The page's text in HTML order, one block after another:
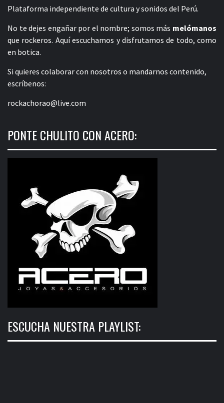
Plataforma independiente de cultura y sonidos del Perú.
No te dejes engañar por el nombre; somos más melómanos
que rockeros. Aquí escuchamos y disfrutamos de todo, como
en botica.
Si quieres colaborar con nosotros o mandarnos contenido,
escríbenos:
rockachorao@live.com
PONTE CHULITO CON ACERO:
ESCUCHA NUESTRA PLAYLIST: